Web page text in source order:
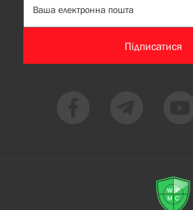
Підписатися